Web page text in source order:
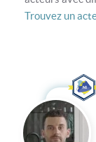
Trouvez un